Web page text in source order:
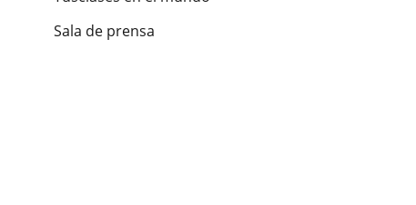
Sala de prensa